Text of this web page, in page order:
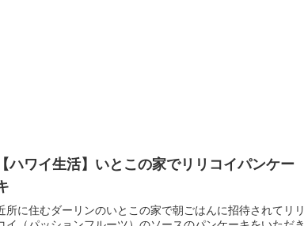
ハワイ生活】いとこの家でリリコイパンケー
所に住むダーリンのいとこの家で朝ごはんに招待されてリリ